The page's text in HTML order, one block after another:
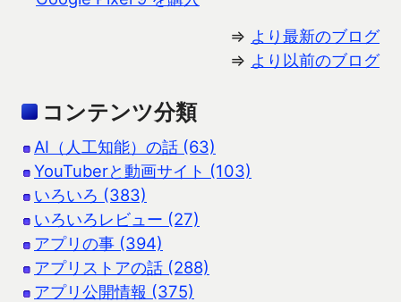
⇒ より最新のブログ
⇒ より以前のブログ
コンテンツ分類
AI（人工知能）の話 (63)
YouTuberと動画サイト (103)
いろいろ (383)
いろいろレビュー (27)
アプリの事 (394)
アプリストアの話 (288)
アプリ公開情報 (375)